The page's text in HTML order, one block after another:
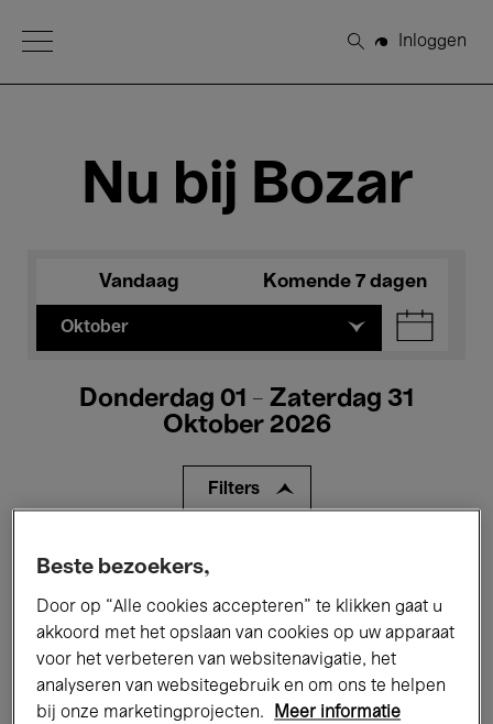
Open Menu
Zoeken
Inloggen
Nu bij Bozar
Vandaag Komende 7 dagen
Oktober
Donderdag 01 - Zaterdag 31
Oktober 2026
Filters
Alle evenementen
Tentoonstellingen Films
Performances Lezingen & Debatten
Jazz Klassieke Muziek Global Music
Beste bezoekers,
Door op “Alle cookies accepteren” te klikken gaat u
akkoord met het opslaan van cookies op uw apparaat
voor het verbeteren van websitenavigatie, het
analyseren van websitegebruik en om ons te helpen
bij onze marketingprojecten.
Meer informatie